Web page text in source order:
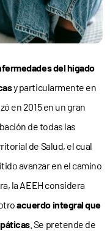
del hígado
y particularmente en
en 2015 en un gran
de todas las
de Salud, el cual
avanzar en el camino
la AEEH considera
acuerdo integral que
. Se pretende de